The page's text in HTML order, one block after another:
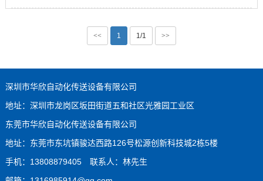
<< 1 1/1 >>
深圳市华欣自动化传送设备有限公司
地址：深圳市龙岗区坂田街道五和社区光雅园工业区
东莞市华欣自动化传送设备有限公司
地址：东莞市东坑镇骏达西路126号松源创新科技城2栋5楼
手机：13808879405 联系人：林先生